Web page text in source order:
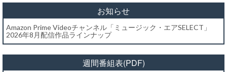
お知らせ
Amazon Prime Videoチャンネル「ミュージック・エアSELECT」
2026年8月配信作品ラインナップ
週間番組表(PDF)